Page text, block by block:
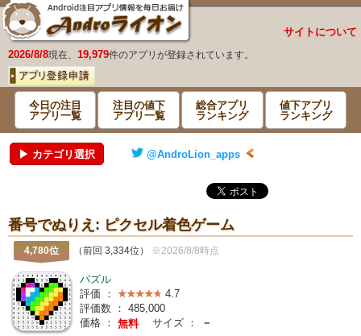
サイトについて
2026/8/8現在、 19,979件のアプリが登録されています。
今日の注目
アプリ一覧
注目の値下
アプリ一覧
総合アプリ
ランキング
値下アプリ
ランキング
▶ カテゴリ選択 @AndroLion_apps
番号でぬりえ: ピクセル着色ゲーム
4,780位 （前回 3,334位） ※2026/8/8時点
パズル
評価 ：
4.7
評価数 ： 485,000
価格 ： 無料 サイズ ：
－